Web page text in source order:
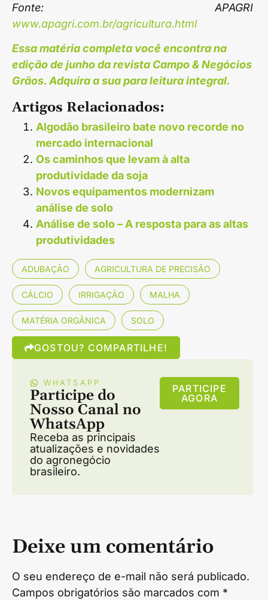
Fonte: APAGRI
www.apagri.com.br/agricultura.html
Essa matéria completa você encontra na
edição de junho da revista Campo & Negócios
Grãos. Adquira a sua para leitura integral.
Artigos Relacionados:
Algodão brasileiro bate novo recorde no
mercado internacional
Os caminhos que levam à alta
produtividade da soja
Novos equipamentos modernizam
análise de solo
Análise de solo – A resposta para as altas
produtividades
ADUBAÇÃO AGRICULTURA DE PRECISÃO
CÁLCIO IRRIGAÇÃO MALHA
MATÉRIA ORGÂNICA SOLO
GOSTOU? COMPARTILHE!
WHATSAPP
Participe do
Nosso Canal no
WhatsApp
Receba as principais
atualizações e novidades
do agronegócio
brasileiro.
PARTICIPE
AGORA
Deixe um comentário
O seu endereço de e-mail não será publicado.
Campos obrigatórios são marcados com *